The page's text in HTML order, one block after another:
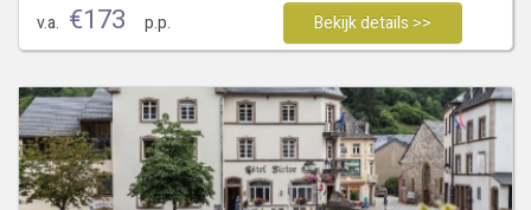
v.a. €173 p.p. Bekijk details >>